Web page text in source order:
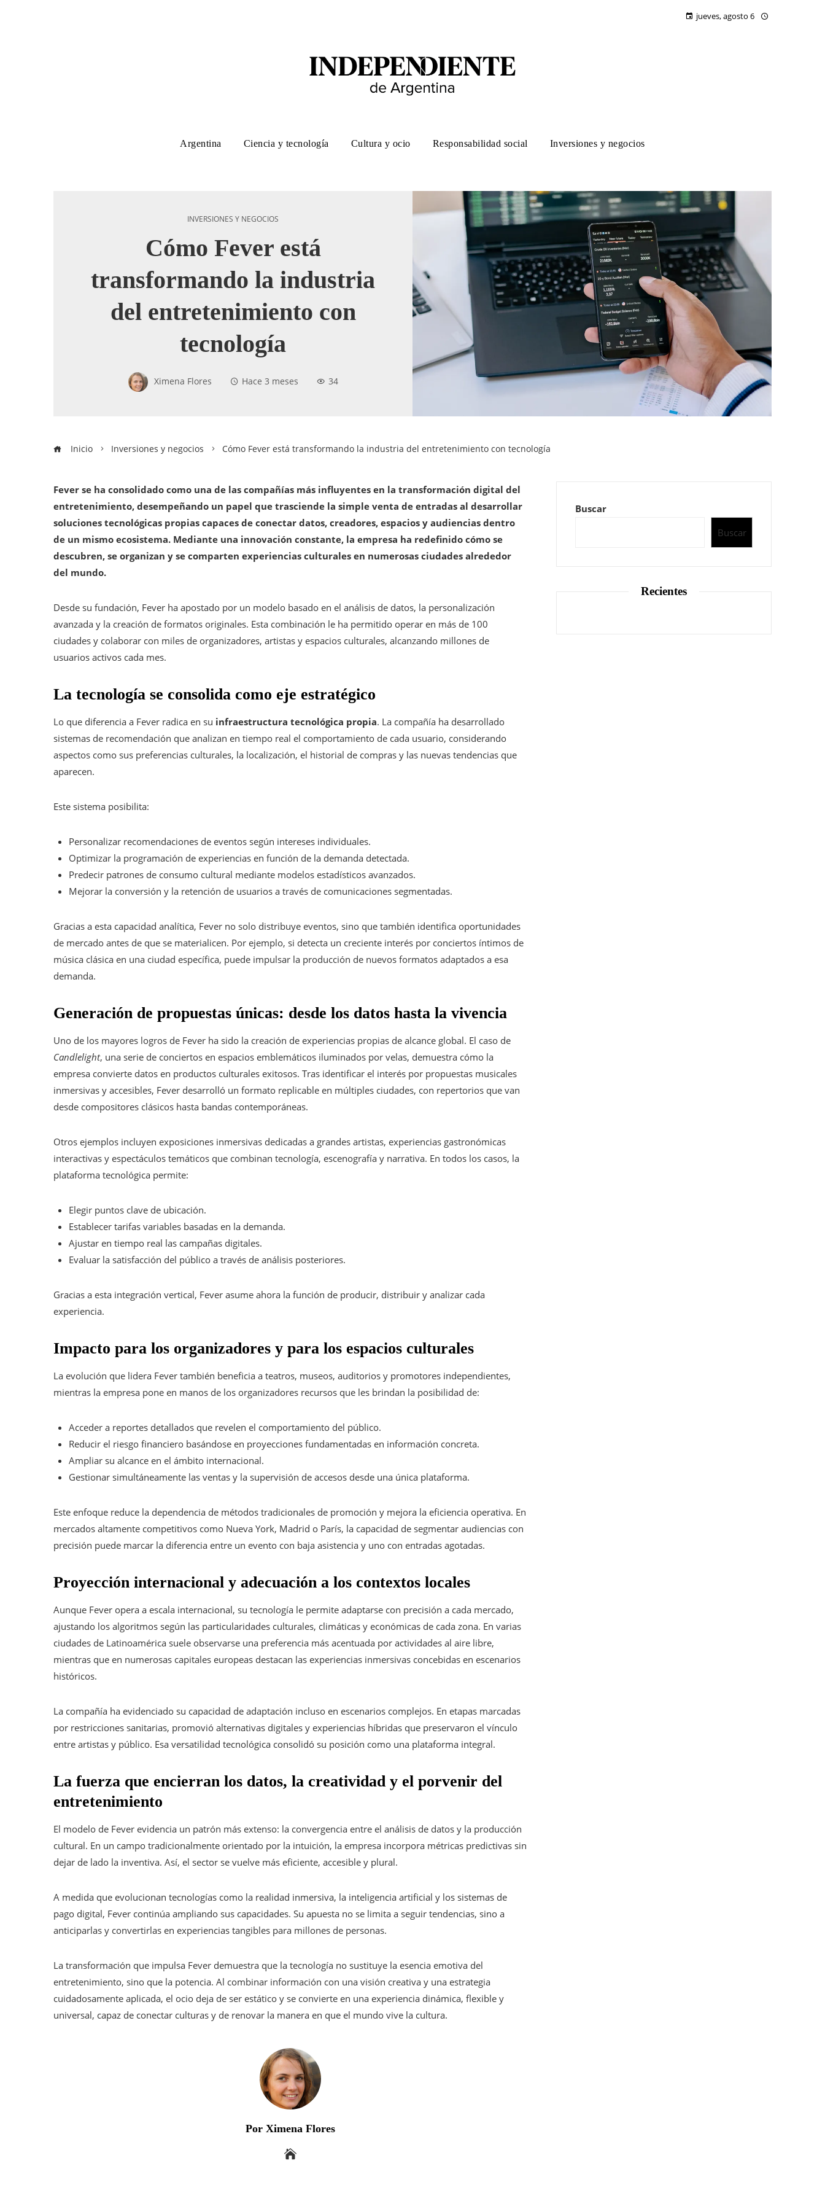
jueves, agosto 6
Argentina Ciencia y tecnología Cultura y ocio Responsabilidad social Inversiones y negocios
INVERSIONES Y NEGOCIOS
Cómo Fever está
transformando la industria
del entretenimiento con
tecnología
Ximena Flores Hace 3 meses 34
Inicio Inversiones y negocios Cómo Fever está transformando la industria del entretenimiento con tecnología
Fever se ha consolidado como una de las compañías más influyentes en la transformación digital del
entretenimiento, desempeñando un papel que trasciende la simple venta de entradas al desarrollar
soluciones tecnológicas propias capaces de conectar datos, creadores, espacios y audiencias dentro
de un mismo ecosistema. Mediante una innovación constante, la empresa ha redefinido cómo se
descubren, se organizan y se comparten experiencias culturales en numerosas ciudades alrededor
del mundo.
Desde su fundación, Fever ha apostado por un modelo basado en el análisis de datos, la personalización
avanzada y la creación de formatos originales. Esta combinación le ha permitido operar en más de 100
ciudades y colaborar con miles de organizadores, artistas y espacios culturales, alcanzando millones de
usuarios activos cada mes.
La tecnología se consolida como eje estratégico
Lo que diferencia a Fever radica en su infraestructura tecnológica propia. La compañía ha desarrollado
sistemas de recomendación que analizan en tiempo real el comportamiento de cada usuario, considerando
aspectos como sus preferencias culturales, la localización, el historial de compras y las nuevas tendencias que
aparecen.
Este sistema posibilita:
Personalizar recomendaciones de eventos según intereses individuales.
Optimizar la programación de experiencias en función de la demanda detectada.
Predecir patrones de consumo cultural mediante modelos estadísticos avanzados.
Mejorar la conversión y la retención de usuarios a través de comunicaciones segmentadas.
Gracias a esta capacidad analítica, Fever no solo distribuye eventos, sino que también identifica oportunidades
de mercado antes de que se materialicen. Por ejemplo, si detecta un creciente interés por conciertos íntimos de
música clásica en una ciudad específica, puede impulsar la producción de nuevos formatos adaptados a esa
demanda.
Generación de propuestas únicas: desde los datos hasta la vivencia
Uno de los mayores logros de Fever ha sido la creación de experiencias propias de alcance global. El caso de
Candlelight, una serie de conciertos en espacios emblemáticos iluminados por velas, demuestra cómo la
empresa convierte datos en productos culturales exitosos. Tras identificar el interés por propuestas musicales
inmersivas y accesibles, Fever desarrolló un formato replicable en múltiples ciudades, con repertorios que van
desde compositores clásicos hasta bandas contemporáneas.
Otros ejemplos incluyen exposiciones inmersivas dedicadas a grandes artistas, experiencias gastronómicas
interactivas y espectáculos temáticos que combinan tecnología, escenografía y narrativa. En todos los casos, la
plataforma tecnológica permite:
Elegir puntos clave de ubicación.
Establecer tarifas variables basadas en la demanda.
Ajustar en tiempo real las campañas digitales.
Evaluar la satisfacción del público a través de análisis posteriores.
Gracias a esta integración vertical, Fever asume ahora la función de producir, distribuir y analizar cada
experiencia.
Impacto para los organizadores y para los espacios culturales
La evolución que lidera Fever también beneficia a teatros, museos, auditorios y promotores independientes,
mientras la empresa pone en manos de los organizadores recursos que les brindan la posibilidad de:
Acceder a reportes detallados que revelen el comportamiento del público.
Reducir el riesgo financiero basándose en proyecciones fundamentadas en información concreta.
Ampliar su alcance en el ámbito internacional.
Gestionar simultáneamente las ventas y la supervisión de accesos desde una única plataforma.
Este enfoque reduce la dependencia de métodos tradicionales de promoción y mejora la eficiencia operativa. En
mercados altamente competitivos como Nueva York, Madrid o París, la capacidad de segmentar audiencias con
precisión puede marcar la diferencia entre un evento con baja asistencia y uno con entradas agotadas.
Proyección internacional y adecuación a los contextos locales
Aunque Fever opera a escala internacional, su tecnología le permite adaptarse con precisión a cada mercado,
ajustando los algoritmos según las particularidades culturales, climáticas y económicas de cada zona. En varias
ciudades de Latinoamérica suele observarse una preferencia más acentuada por actividades al aire libre,
mientras que en numerosas capitales europeas destacan las experiencias inmersivas concebidas en escenarios
históricos.
La compañía ha evidenciado su capacidad de adaptación incluso en escenarios complejos. En etapas marcadas
por restricciones sanitarias, promovió alternativas digitales y experiencias híbridas que preservaron el vínculo
entre artistas y público. Esa versatilidad tecnológica consolidó su posición como una plataforma integral.
La fuerza que encierran los datos, la creatividad y el porvenir del
entretenimiento
El modelo de Fever evidencia un patrón más extenso: la convergencia entre el análisis de datos y la producción
cultural. En un campo tradicionalmente orientado por la intuición, la empresa incorpora métricas predictivas sin
dejar de lado la inventiva. Así, el sector se vuelve más eficiente, accesible y plural.
A medida que evolucionan tecnologías como la realidad inmersiva, la inteligencia artificial y los sistemas de
pago digital, Fever continúa ampliando sus capacidades. Su apuesta no se limita a seguir tendencias, sino a
anticiparlas y convertirlas en experiencias tangibles para millones de personas.
La transformación que impulsa Fever demuestra que la tecnología no sustituye la esencia emotiva del
entretenimiento, sino que la potencia. Al combinar información con una visión creativa y una estrategia
cuidadosamente aplicada, el ocio deja de ser estático y se convierte en una experiencia dinámica, flexible y
universal, capaz de conectar culturas y de renovar la manera en que el mundo vive la cultura.
Por Ximena Flores
Buscar
Buscar
Recientes